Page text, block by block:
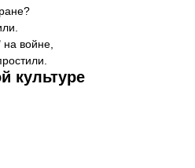
войне,
культуре